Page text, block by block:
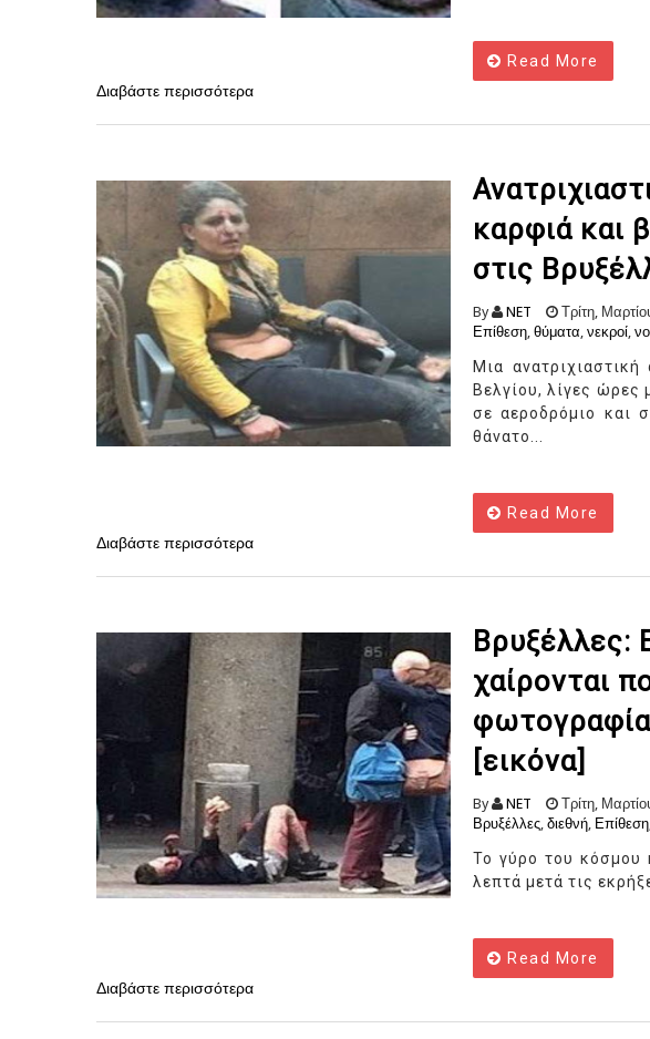
Read More
Διαβάστε περισσότερα
καρφιά και
στις
By NET Τρίτη,
Επίθεση, θύματα, νεκροί,
Μια
Βελγίου, λίγες ώρες
σε αεροδρόμιο και
θάνατο...
Read More
Διαβάστε περισσότερα
Βρυξέλλες:
χαίρονται
[εικόνα]
By NET Τρίτη,
Βρυξέλλες, διεθνή, Επίθεση
Το γύρο του κόσμου
λεπτά μετά τις
Read More
Διαβάστε περισσότερα